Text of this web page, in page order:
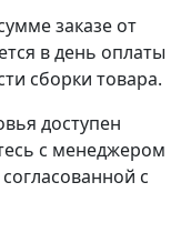
заказе от
в день оплаты
сборки товара.
доступен
с менеджером
с